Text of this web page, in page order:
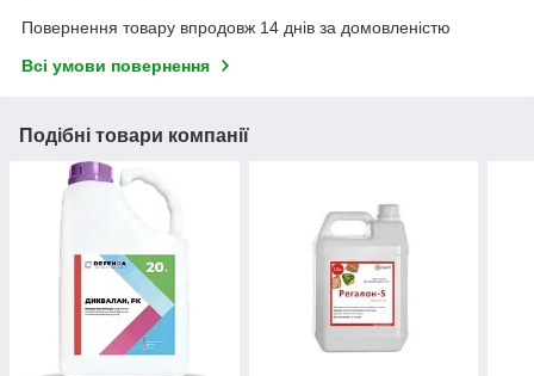
Повернення товару впродовж 14 днів за домовленістю
Всі умови повернення
Подібні товари компанії